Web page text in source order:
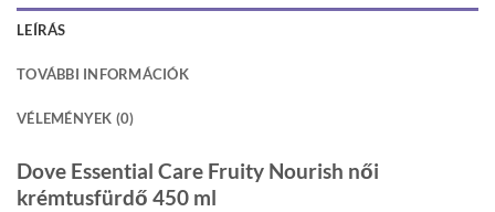
LEÍRÁS
TOVÁBBI INFORMÁCIÓK
VÉLEMÉNYEK (0)
Dove Essential Care Fruity Nourish női
krémtusfürdő 450 ml